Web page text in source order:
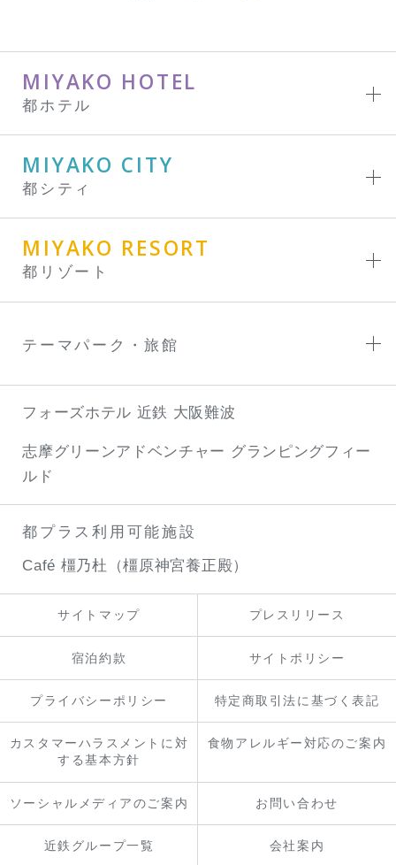
MIYAKO HOTEL
都ホテル
MIYAKO CITY
都シティ
MIYAKO RESORT
都リゾート
テーマパーク・旅館
フォーズホテル 近鉄 大阪難波
志摩グリーンアドベンチャー グランピングフィー
ルド
都プラス利用可能施設
Café 橿乃杜（橿原神宮養正殿）
サイトマップ プレスリリース
宿泊約款 サイトポリシー
プライバシーポリシー 特定商取引法に基づく表記
カスタマーハラスメントに対
する基本方針
食物アレルギー対応のご案内
ソーシャルメディアのご案内 お問い合わせ
近鉄グループ一覧 会社案内